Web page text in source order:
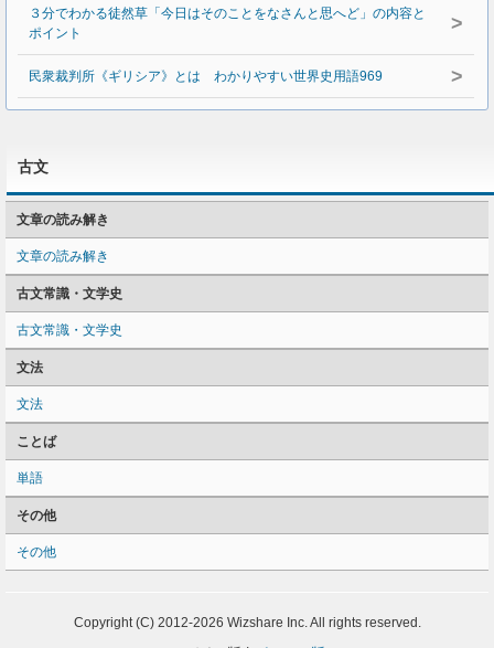
３分でわかる徒然草「今日はそのことをなさんと思へど」の内容と
ポイント
>
民衆裁判所《ギリシア》とは わかりやすい世界史用語969 >
古文
文章の読み解き
文章の読み解き
古文常識・文学史
古文常識・文学史
文法
文法
ことば
単語
その他
その他
Copyright (C) 2012-2026 Wizshare Inc. All rights reserved.